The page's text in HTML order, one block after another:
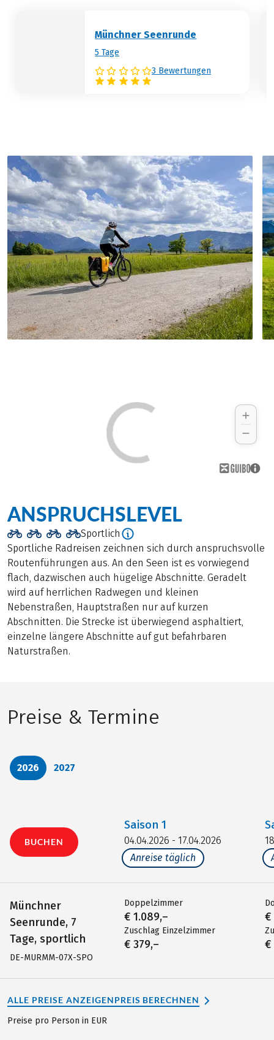
Münchner Seenrunde
5 Tage
3 Bewertungen
ANSPRUCHSLEVEL
Sportlich
Sportliche Radreisen zeichnen sich durch anspruchsvolle
Routenführungen aus. An den Seen ist es vorwiegend
flach, dazwischen auch hügelige Abschnitte. Geradelt
wird auf herrlichen Radwegen und kleinen
Nebenstraßen, Hauptstraßen nur auf kurzen
Abschnitten. Die Strecke ist überwiegend asphaltiert,
einzelne längere Abschnitte auf gut befahrbaren
Naturstraßen.
Preise & Termine
2026 2027
BUCHEN
Münchner
Seenrunde, 7
Tage, sportlich
DE-MURMM-07X-SPO
Saison 1
04.04.2026 - 17.04.2026
Anreise täglich
Doppelzimmer
€ 1.089,–
Zuschlag Einzelzimmer
€ 379,–
€
€
ALLE PREISE ANZEIGENPREIS BERECHNEN
Preise pro Person in EUR